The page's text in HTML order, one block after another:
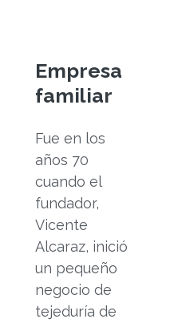
Empresa
familiar
Fue en los
años 70
cuando el
fundador,
Vicente
Alcaraz, inició
un pequeño
negocio de
tejeduría de